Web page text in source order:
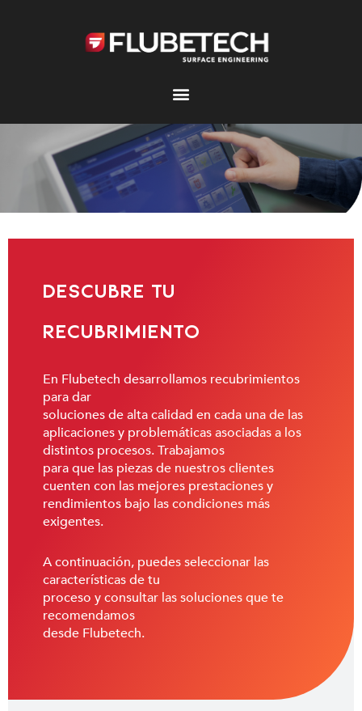
Soluciones
DESCUBRE TU
RECUBRIMIENTO
En Flubetech desarrollamos recubrimientos
para dar
soluciones de alta calidad en cada una de las
aplicaciones y problemáticas asociadas a los
distintos procesos. Trabajamos
para que las piezas de nuestros clientes
cuenten con las mejores prestaciones y
rendimientos bajo las condiciones más
exigentes.
A continuación, puedes seleccionar las
características de tu
proceso y consultar las soluciones que te
recomendamos
desde Flubetech.